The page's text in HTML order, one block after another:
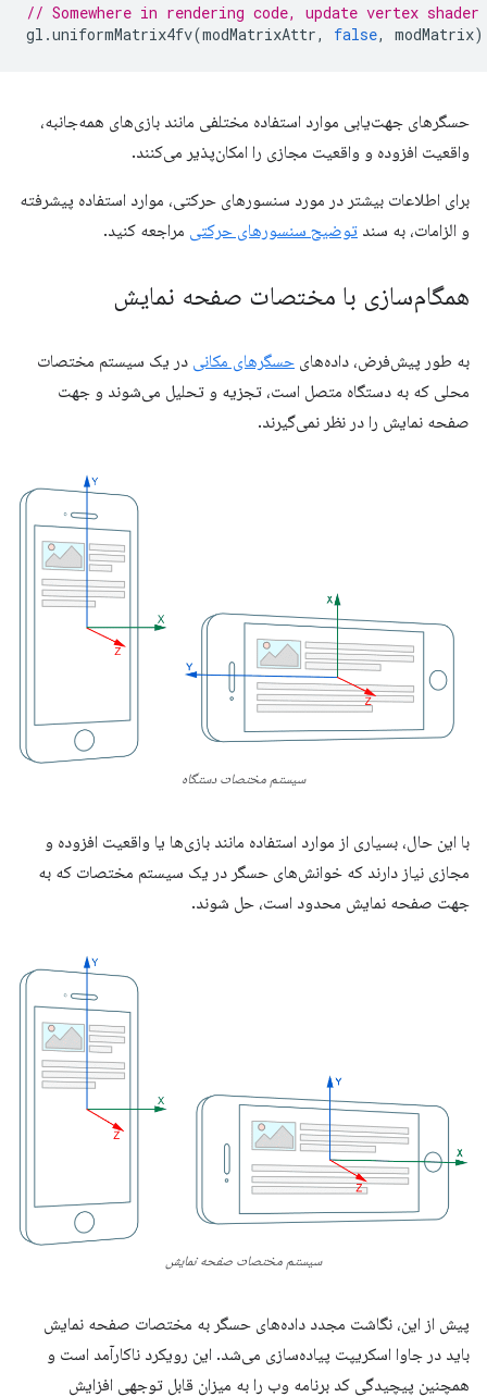
// Somewhere in rendering code, update vertex
gl .uniformMatrix4fv(modMatrixAttr, false, modMatrix
حسگرهای جهت‌یابی موارد استفاده مختلفی مانند بازی‌های همه‌جانبه،
واقعیت افزوده و واقعیت مجازی را امکان‌پذیر می‌کنند.
برای اطلاعات بیشتر در مورد سنسورهای حرکتی، موارد استفاده پیشرفته
و الزامات، به سند توضیح سنسورهای حرکتی مراجعه کنید.
همگام‌سازی با مختصات صفحه نمایش
به طور پیش‌فرض، داده‌های حسگرهای مکانی در یک سیستم مختصات
محلی که به دستگاه متصل است، تجزیه و تحلیل می‌شوند و جهت
صفحه نمایش را در نظر نمی‌گیرند.
سیستم مختصات دستگاه
با این حال، بسیاری از موارد استفاده مانند بازی‌ها یا واقعیت افزوده و
مجازی نیاز دارند که خوانش‌های حسگر در یک سیستم مختصات که به
جهت صفحه نمایش محدود است، حل شوند.
سیستم مختصات صفحه نمایش
پیش از این، نگاشت مجدد داده‌های حسگر به مختصات صفحه نمایش
باید در جاوا اسکریپت پیاده‌سازی می‌شد. این رویکرد ناکارآمد است و
همچنین پیچیدگی کد برنامه وب را به میزان قابل توجهی افزایش